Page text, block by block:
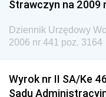
Dziennik
Dziennik Urzędowy
Strawczyn na 2009
Dziennik Urzędowy
2006 nr 441 poz. 3164
Wyrok nr II SA/Ke
Sądu